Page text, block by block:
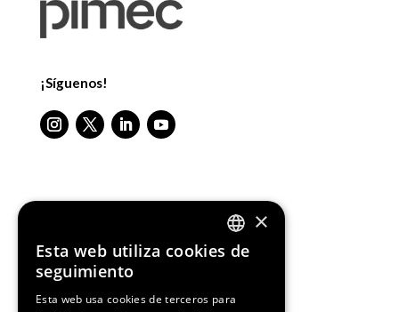
¡Síguenos!
ENGLISH
×
Esta web utiliza cookies de
seguimiento
Esta web usa cookies de terceros para